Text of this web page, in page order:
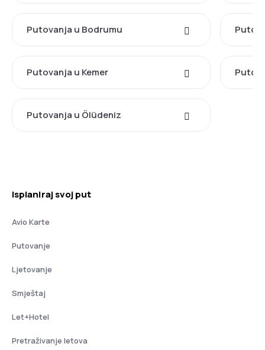
Putovanja u Bodrumu
Putovanja u Kemer
Putovanja u Ölüdeniz
Isplaniraj svoj put
Avio Karte
Putovanje
Ljetovanje
Smještaj
Let+Hotel
Pretraživanje letova